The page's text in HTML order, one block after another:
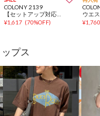
COLONY 2139
【セットアップ対応】コンフォートツイル半袖ZIPシャツ
¥1,617 (70%OFF) ¥
プス